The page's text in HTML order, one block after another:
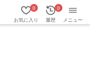
お気に入り
0
履歴
0
メニュー